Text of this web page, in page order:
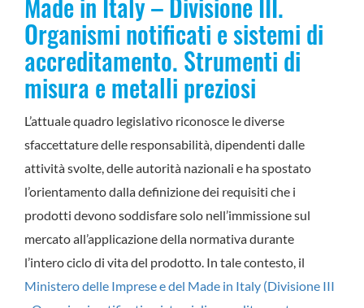
Organismi notificati e sistemi di
accreditamento. Strumenti di
misura e metalli preziosi
L’attuale quadro legislativo riconosce le diverse
sfaccettature delle responsabilità, dipendenti dalle
attività svolte, delle autorità nazionali e ha spostato
l’orientamento dalla definizione dei requisiti che i
prodotti devono soddisfare solo nell’immissione sul
mercato all’applicazione della normativa durante
l’intero ciclo di vita del prodotto. In tale contesto, il
Ministero delle Imprese e del Made in Italy (Divisione III